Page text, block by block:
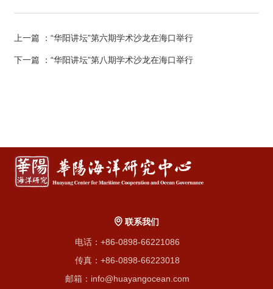
上一篇 ：“华阳讲坛”第六期学术沙龙在海口举行
下一篇 ：“华阳讲坛”第八期学术沙龙在海口举行
联系我们
电话：+86-0898-66221086
传真：+86-0898-66223018
邮箱：info@huayangocean.com